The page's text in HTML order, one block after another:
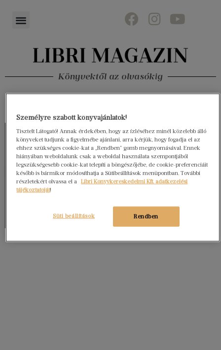
Könyvektől az olvasókig
Személyre szabott könyvajánlatok!
Tisztelt Látogató! Annak érdekében, hogy az ízléséhez minél közelebb álló
könyveket tudjunk a figyelmébe ajánlani, arra kérjük, hogy fogadja el az
ehhez szükséges cookie-kat a „Rendben” gomb megnyomásával. Ennek
hiányában weboldalunk csak a weboldal használata szempontjából
legszükségesebb cookie-kat telepíti a böngészőjébe, de cookie-preferenciáit
később is bármikor módosíthatja a Sütibeállítások menüpontban. További
részletekért olvassa el a
Libri Könyvkereskedelmi Kft. adatkezelési
tájékoztatóját!
Rendben
Süti beállítások